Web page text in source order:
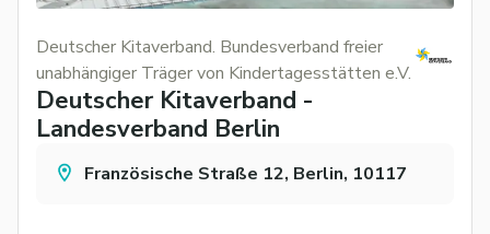
Deutscher Kitaverband. Bundesverband freier
unabhängiger Träger von Kindertagesstätten e.V.
Deutscher Kitaverband -
Landesverband Berlin
Französische Straße 12, Berlin, 10117